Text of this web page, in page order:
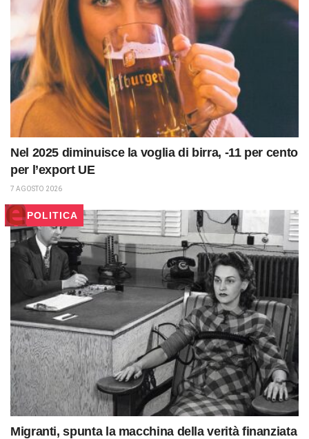
Nel 2025 diminuisce la voglia di birra, -11 per cento
per l’export UE
7 AGOSTO 2026
POLITICA
Migranti, spunta la macchina della verità finanziata